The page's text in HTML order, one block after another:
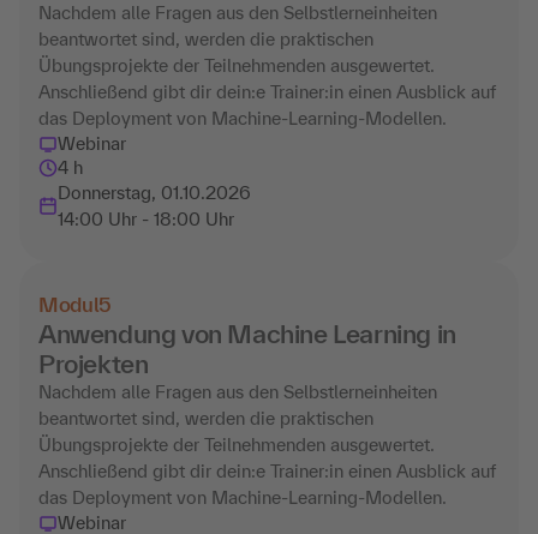
Nachdem alle Fragen aus den Selbstlerneinheiten
beantwortet sind, werden die praktischen
Übungsprojekte der Teilnehmenden ausgewertet.
Anschließend gibt dir dein:e Trainer:in einen Ausblick auf
das Deployment von Machine-Learning-Modellen.
Webinar
4 h
Donnerstag, 01.10.2026
14:00 Uhr - 18:00 Uhr
Modul5
Anwendung von Machine Learning in
Projekten
Nachdem alle Fragen aus den Selbstlerneinheiten
beantwortet sind, werden die praktischen
Übungsprojekte der Teilnehmenden ausgewertet.
Anschließend gibt dir dein:e Trainer:in einen Ausblick auf
das Deployment von Machine-Learning-Modellen.
Webinar